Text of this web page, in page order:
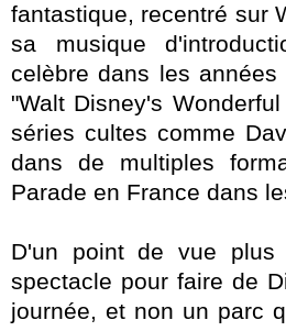
fantastique, recentré sur
sa musique
celèbre dans les
"Walt Disney's
séries cultes comme
dans de multiples
Parade en France dans
D'un point de vue plus
spectacle pour faire de
journée, et non un parc